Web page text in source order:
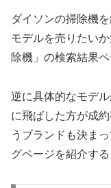
ダイソンの掃除機
モデルを売りたい
除機」の検索結果
逆に具体的なモデ
に飛ばした方が成
うブランドも決ま
グページを紹介する